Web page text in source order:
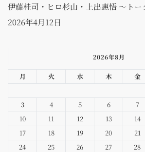
伊藤桂司・ヒロ杉山・上出惠悟 〜トー
2026年4月12日
2026年8月
月 火 水 木 金
3
4 5 6 7
10
11 12 13 14
17
18 19 20 21
24
25 26 27 28